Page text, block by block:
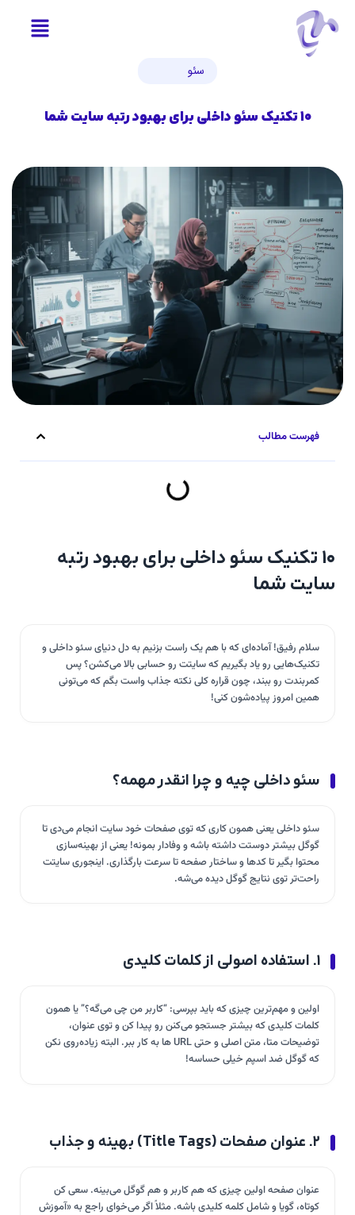
سئو
۱۰ تکنیک سئو داخلی برای بهبود رتبه سایت شما
۱۰ تکنیک سئو داخلی برای بهبود رتبه
سایت شما
سلام رفیق! آماده‌ای که با هم یک راست بزنیم به دل دنیای سئو داخلی و
تکنیک‌هایی رو یاد بگیریم که سایتت رو حسابی بالا می‌کشن؟ پس
کمربندت رو ببند، چون قراره کلی نکته جذاب واست بگم که می‌تونی
همین امروز پیاده‌شون کنی!
سئو داخلی چیه و چرا انقدر مهمه؟
سئو داخلی یعنی همون کاری که توی صفحات خود سایت انجام می‌دی تا
گوگل بیشتر دوستت داشته باشه و وفادار بمونه! یعنی از بهینه‌سازی
محتوا بگیر تا کدها و ساختار صفحه تا سرعت بارگذاری. اینجوری سایتت
راحت‌تر توی نتایج گوگل دیده می‌شه.
۱. استفاده اصولی از کلمات کلیدی
اولین و مهم‌ترین چیزی که باید بپرسی: “کاربر من چی می‌گه؟” یا همون
کلمات کلیدی که بیشتر جستجو می‌کنن رو پیدا کن و توی عنوان،
توضیحات متا، متن اصلی و حتی URL ها به کار ببر. البته زیاده‌روی نکن
که گوگل ضد اسپم خیلی حساسه!
۲. عنوان صفحات (Title Tags) بهینه و جذاب
عنوان صفحه اولین چیزی که هم کاربر و هم گوگل می‌بینه. سعی کن
کوتاه، گویا و شامل کلمه کلیدی باشه. مثلاً اگر می‌خوای راجع به «آموزش
فهرست مطالب